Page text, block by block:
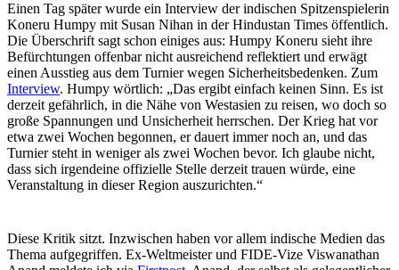
Einen Tag später wurde ein Interview der indischen Spitzenspielerin
Koneru Humpy mit Susan Nihan in der Hindustan Times öffentlich.
Die Überschrift sagt schon einiges aus: Humpy Koneru sieht ihre
Befürchtungen offenbar nicht ausreichend reflektiert und erwägt
einen Ausstieg aus dem Turnier wegen Sicherheitsbedenken. Zum
Interview. Humpy wörtlich: „Das ergibt einfach keinen Sinn. Es ist
derzeit gefährlich, in die Nähe von Westasien zu reisen, wo doch so
große Spannungen und Unsicherheit herrschen. Der Krieg hat vor
etwa zwei Wochen begonnen, er dauert immer noch an, und das
Turnier steht in weniger als zwei Wochen bevor. Ich glaube nicht,
dass sich irgendeine offizielle Stelle derzeit trauen würde, eine
Veranstaltung in dieser Region auszurichten.“
Diese Kritik sitzt. Inzwischen haben vor allem indische Medien das
Thema aufgegriffen. Ex-Weltmeister und FIDE-Vize Viswanathan